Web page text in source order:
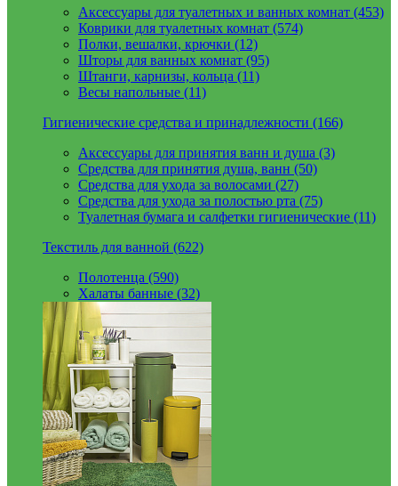
Аксессуары для туалетных и ванных комнат (453)
Коврики для туалетных комнат (574)
Полки, вешалки, крючки (12)
Шторы для ванных комнат (95)
Штанги, карнизы, кольца (11)
Весы напольные (11)
Гигиенические средства и принадлежности (166)
Аксессуары для принятия ванн и душа (3)
Средства для принятия душа, ванн (50)
Средства для ухода за волосами (27)
Средства для ухода за полостью рта (75)
Туалетная бумага и салфетки гигиенические (11)
Текстиль для ванной (622)
Полотенца (590)
Халаты банные (32)